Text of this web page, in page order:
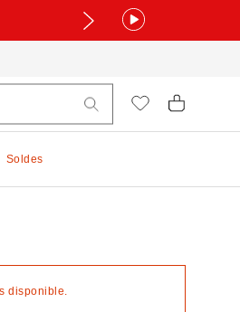
Soldes
disponible.